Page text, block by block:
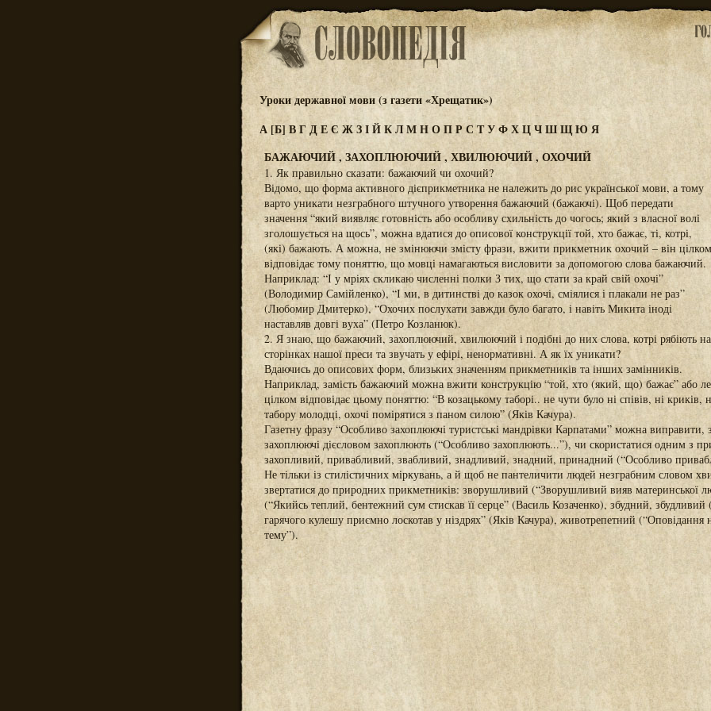
Уроки державної мови (з газети «Хрещатик»)
А [Б] ВГ ДЕЄ ЖЗІЙКЛМНОПРСТУФХЦЧШЩЮЯ
БАЖАЮЧИЙ , ЗАХОПЛЮЮЧИЙ , ХВИЛЮЮЧИЙ , ОХОЧИЙ
1. Як правильно сказати: бажаючий чи охочий?
Відомо, що форма активного дієприкметника не належить до рис української мови, а тому
варто уникати незграбного штучного утворення бажаючий (бажаючі). Щоб передати
значення “який виявляє готовність або особливу схильність до чогось; який з власної волі
зголошується на щось”, можна вдатися до описової конструкції той, хто бажає, ті, котрі,
(які) бажають. А можна, не змінюючи змісту фрази, вжити прикметник охочий – він цілком
відповідає тому поняттю, що мовці намагаються висловити за допомогою слова бажаючий.
Наприклад: “І у мріях скликаю численні полки З тих, що стати за край свій охочі”
(Володимир Самійленко), “І ми, в дитинстві до казок охочі, сміялися і плакали не раз”
(Любомир Дмитерко), “Охочих послухати завжди було багато, і навіть Микита іноді
наставляв довгі вуха” (Петро Козланюк).
2. Я знаю, що бажаючий, захоплюючий, хвилюючий і подібні до них слова, котрі рябіють на
сторінках нашої преси та звучать у ефірі, ненормативні. А як їх уникати?
Вдаючись до описових форм, близьких значенням прикметників та інших замінників.
Наприклад, замість бажаючий можна вжити конструкцію “той, хто (який, що) бажає” або
цілком відповідає цьому поняттю: “В козацькому таборі.. не чути було ні співів, ні
табору молодці, охочі помірятися з паном силою” (Яків Качура).
Газетну фразу “Особливо захоплюючі туристські мандрівки Карпатами” можна
захоплюючі дієсловом захоплюють (“Особливо захоплюють...”), чи скористатися одним з
захопливий, привабливий, звабливий, знадливий, знадний, принадний (“Особливо
Не тільки із стилістичних міркувань, а й щоб не пантеличити людей незграбним словом
звертатися до природних прикметників: зворушливий (“Зворушливий вияв материнської
(“Якийсь теплий, бентежний сум стискав її серце” (Василь Козаченко), збудний, збудливий
гарячого кулешу приємно лоскотав у ніздрях” (Яків Качура), животрепетний (“Оповідання
тему”).